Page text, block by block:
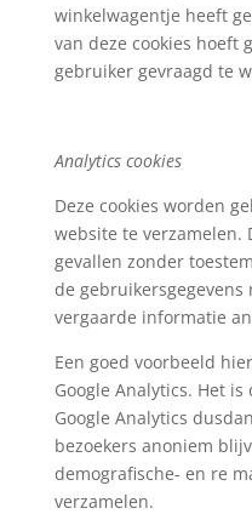
winkelwagentje heeft
van deze cookies hoeft
gebruiker gevraagd te
Analytics cookies
Deze cookies worden
website te verzamelen.
gevallen zonder
de
vergaarde informatie
Een goed voorbeeld
Google Analytics. Het
Google Analytics
bezoekers anoniem
demografische- en re
verzamelen.